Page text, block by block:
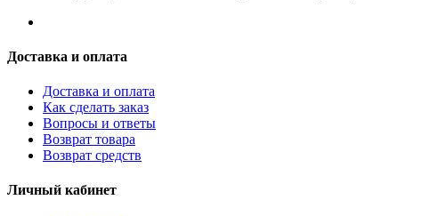
Доставка и оплата
Доставка и оплата
Как сделать заказ
Вопросы и ответы
Возврат товара
Возврат средств
Личный кабинет